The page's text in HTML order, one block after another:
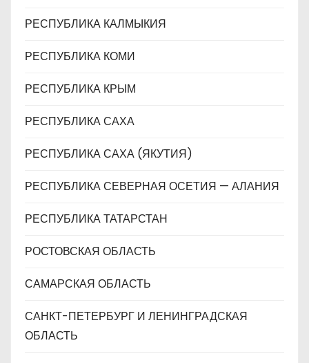
РЕСПУБЛИКА КАЛМЫКИЯ
РЕСПУБЛИКА КОМИ
РЕСПУБЛИКА КРЫМ
РЕСПУБЛИКА САХА
РЕСПУБЛИКА САХА (ЯКУТИЯ)
РЕСПУБЛИКА СЕВЕРНАЯ ОСЕТИЯ — АЛАНИЯ
РЕСПУБЛИКА ТАТАРСТАН
РОСТОВСКАЯ ОБЛАСТЬ
САМАРСКАЯ ОБЛАСТЬ
САНКТ-ПЕТЕРБУРГ И ЛЕНИНГРАДСКАЯ
ОБЛАСТЬ